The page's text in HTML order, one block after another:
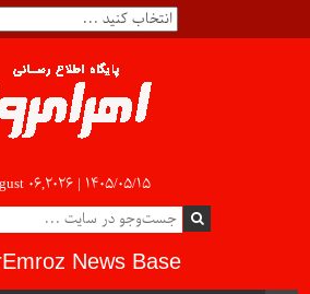
06,2026 | ۱۴۰۵/۰۵/۱۵
News Base